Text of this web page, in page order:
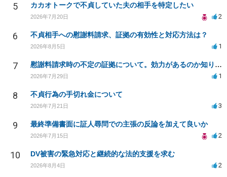
5 カカオトークで不貞していた夫の相手を特定したい
2026年7月20日 2
6 不貞相手への慰謝料請求、証拠の有効性と対応方法は？
2026年8月5日 1
7 慰謝料請求時の不定の証拠について。効力があるのか知りたい。
2026年7月29日 1
8 不貞行為の手切れ金について
2026年7月21日 3
9 最終準備書面に証人尋問での主張の反論を加えて良いか
2026年7月15日 2
10 DV被害の緊急対応と継続的な法的支援を求む
2026年8月4日 2